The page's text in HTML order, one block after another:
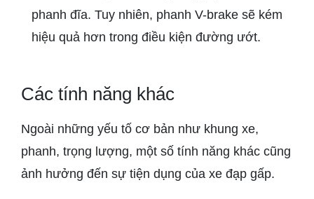
phanh đĩa. Tuy nhiên, phanh V-brake sẽ kém
hiệu quả hơn trong điều kiện đường ướt.
Các tính năng khác
Ngoài những yếu tố cơ bản như khung xe,
phanh, trọng lượng, một số tính năng khác cũng
ảnh hưởng đến sự tiện dụng của xe đạp gấp.